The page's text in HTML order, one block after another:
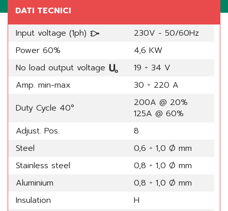
DATI TECNICI
Input voltage (1ph)
230V - 50/60Hz
Power 60%
4,6 KW
No load output voltage
19 ÷ 34 V
Amp. min-max
30 ÷ 220 A
Duty Cycle 40°
200A @ 20%
125A @ 60%
Adjust. Pos.
8
Steel
0,6 ÷ 1,0 Ø mm
Stainless steel
0,8 ÷ 1,0 Ø mm
Aluminium
0,8 ÷ 1,0 Ø mm
Insulation
H